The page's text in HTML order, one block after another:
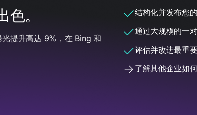
。
提升高达 9%，在 Bing 和
结构化并发布您
通过大规模的一
评估并改进最重
了解其他企业如